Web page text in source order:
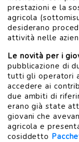
prestazioni e la
agricola
desiderano
attività nelle
Le novità per i
pubblicazione di
tutti gli operatori
accedere ai
due ambiti di
erano già state
giovani che
agricola e
cosiddetto